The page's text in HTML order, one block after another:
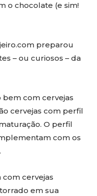
o chocolate (e sim!
preparou
– ou curiosos – da
com cervejas
cervejas com perfil
O perfil
com os
cervejas
em sua